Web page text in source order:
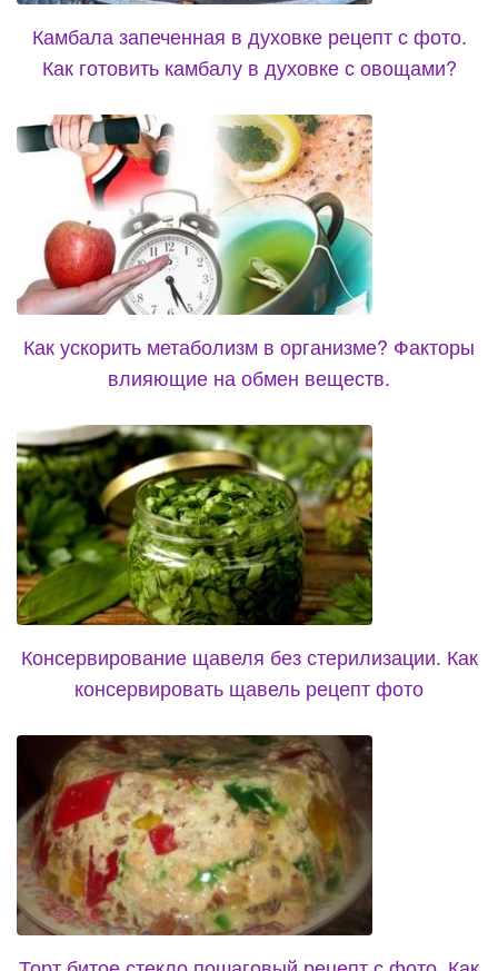
Камбала запеченная в духовке рецепт с фото.
Как готовить камбалу в духовке с овощами?
Как ускорить метаболизм в организме? Факторы
влияющие на обмен веществ.
Консервирование щавеля без стерилизации. Как
консервировать щавель рецепт фото